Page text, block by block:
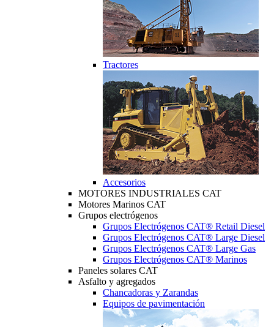
Tractores
Accesorios
MOTORES INDUSTRIALES CAT
Motores Marinos CAT
Grupos electrógenos
Grupos Electrógenos CAT® Retail Diesel
Grupos Electrógenos CAT® Large Diesel
Grupos Electrógenos CAT® Large Gas
Grupos Electrógenos CAT® Marinos
Paneles solares CAT
Asfalto y agregados
Chancadoras y Zarandas
Equipos de pavimentación